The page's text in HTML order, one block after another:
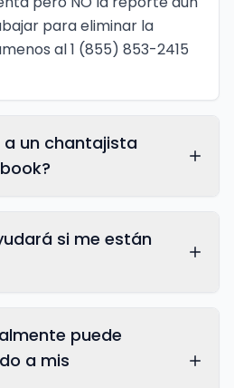
para eliminar la
al 1 (855) 853-2415
a un chantajista
si me están
puede
a mis